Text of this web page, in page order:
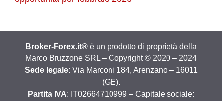
Broker-Forex.it® è un prodotto di proprietà della
Marco Bruzzone SRL – Copyright © 2020 – 2024
Sede legale: Via Marconi 184, Arenzano – 16011
(GE).
Partita IVA: IT02664710999 – Capitale sociale: